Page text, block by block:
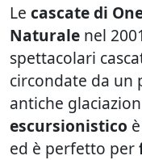
Le cascate di
Naturale nel
spettacolari
circondate da un
antiche
escursionistico
ed è perfetto per